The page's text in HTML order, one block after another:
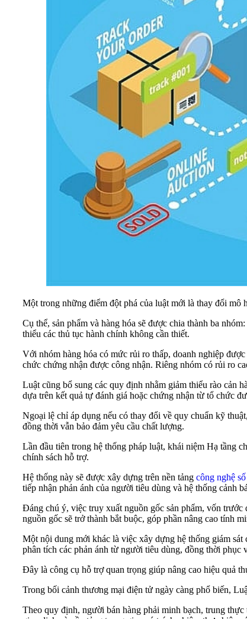
Một trong những điểm đột phá của luật mới là thay đổi
Cụ thể, sản phẩm và hàng hóa sẽ được chia thành ba
thiểu các thủ tục hành chính không cần thiết.
Với nhóm hàng hóa có mức rủi ro thấp, doanh nghiệp
chức chứng nhận được công nhận. Riêng nhóm có rủi ro
Luật cũng bổ sung các quy định nhằm giảm thiểu rào cản
dựa trên kết quả tự đánh giá hoặc chứng nhận từ tổ chức
Ngoại lệ chỉ áp dụng nếu có thay đổi về quy chuẩn kỹ
đồng thời vẫn bảo đảm yêu cầu chất lượng.
Lần đầu tiên trong hệ thống pháp luật, khái niệm Hạ tầng
chính sách hỗ trợ.
Hệ thống này sẽ được xây dựng trên nền tảng công nghệ số
tiếp nhận phản ánh của người tiêu dùng và hệ thống cảnh
Đáng chú ý, việc truy xuất nguồn gốc sản phẩm, vốn
nguồn gốc sẽ trở thành bắt buộc, góp phần nâng cao tính
Một nội dung mới khác là việc xây dựng hệ thống giám
phân tích các phản ánh từ người tiêu dùng, đồng thời
Đây là công cụ hỗ trợ quan trọng giúp nâng cao hiệu quả
Trong bối cảnh thương mại điện tử ngày càng phổ biến,
Theo quy định, người bán hàng phải minh bạch, trung